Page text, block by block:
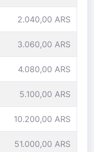
2.040,00 ARS
3.060,00 ARS
4.080,00 ARS
5.100,00 ARS
10.200,00 ARS
51.000,00 ARS